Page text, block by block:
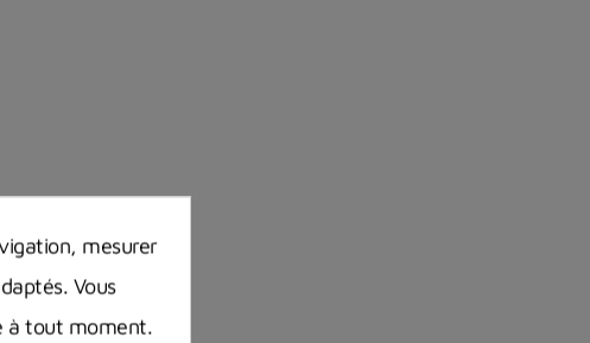
mesurer
Vous
à tout moment.